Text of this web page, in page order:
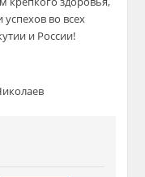
успехов во всех
и России!